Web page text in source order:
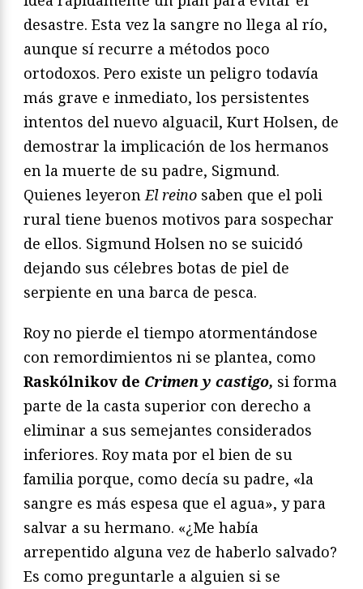
desastre. Esta vez la sangre no llega al río,
aunque sí recurre a métodos poco
ortodoxos. Pero existe un peligro todavía
más grave e inmediato, los persistentes
intentos del nuevo alguacil, Kurt Holsen, de
demostrar la implicación de los hermanos
en la muerte de su padre, Sigmund.
Quienes leyeronEl reino saben que el poli
rural tiene buenos motivos para sospechar
de ellos. Sigmund Holsen no se suicidó
dejando sus célebres botas de piel de
serpiente en una barca de pesca.
Roy no pierde el tiempo atormentándose
con remordimientos ni se plantea, como
Raskólnikov de Crimen y castigo, si forma
parte de la casta superior con derecho a
eliminar a sus semejantes considerados
inferiores. Roy mata por el bien de su
familia porque, como decía su padre, «la
sangre es más espesa que el agua», y para
salvar a su hermano. «¿Me había
arrepentido alguna vez de haberlo salvado?
Es como preguntarle a alguien si se